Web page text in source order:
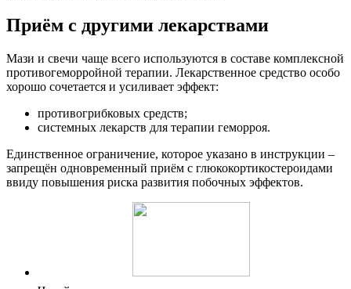
Приём с другими лекарствами
Мази и свечи чаще всего используются в составе комплексной
противогеморройной терапии. Лекарственное средство особо
хорошо сочетается и усиливает эффект:
противогрибковых средств;
системных лекарств для терапии геморроя.
Единственное ограничение, которое указано в инструкции –
запрещён одновременный приём с глюкокортикостероидами
ввиду повышения риска развития побочных эффектов.